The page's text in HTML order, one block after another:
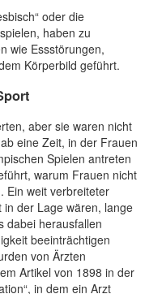
oder die
haben zu
wie Essstörungen,
Körperbild geführt.
aber sie waren nicht
eine Zeit, in der Frauen
Spielen antreten
warum Frauen nicht
Ein weit verbreiteter
in der Lage wären, lange
dabei herausfallen
beeinträchtigen
von Ärzten
Artikel von 1898 in der
in dem ein Arzt